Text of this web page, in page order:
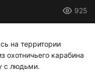
925
на территории
охотничьего карабина
с людьми.